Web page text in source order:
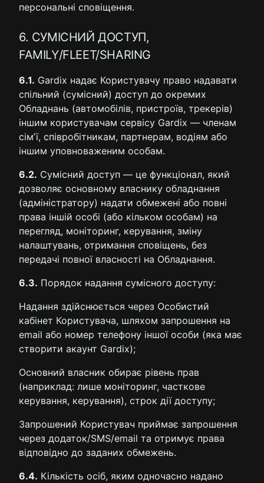
персональні сповіщення.
6. СУМІСНИЙ ДОСТУП,
FAMILY/FLEET/SHARING
6.1. Gardix надає Користувачу право надавати
спільний (сумісний) доступ до окремих
Обладнань (автомобілів, пристроїв, трекерів)
іншим користувачам сервісу Gardix — членам
сімʼї, співробітникам, партнерам, водіям або
іншим уповноваженим особам.
6.2. Сумісний доступ — це функціонал, який
дозволяє основному власнику обладнання
(адміністратору) надати обмежені або повні
права іншій особі (або кільком особам) на
перегляд, моніторинг, керування, зміну
налаштувань, отримання сповіщень, без
передачі повної власності на Обладнання.
6.3. Порядок надання сумісного доступу:
Надання здійснюється через Особистий
кабінет Користувача, шляхом запрошення на
email або номер телефону іншої особи (яка має
створити акаунт Gardix);
Основний власник обирає рівень прав
(наприклад: лише моніторинг, часткове
керування, керування), строк дії доступу;
Запрошений Користувач приймає запрошення
через додаток/SMS/email та отримує права
відповідно до заданих обмежень.
6.4. Кількість осіб, яким одночасно надано